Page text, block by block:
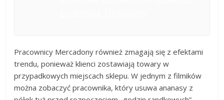
Pracownicy Mercadony również zmagają się z efektami
trendu, ponieważ klienci zostawiają towary w
przypadkowych miejscach sklepu. W jednym z filmików
można zobaczyć pracownika, który usuwa ananasy z